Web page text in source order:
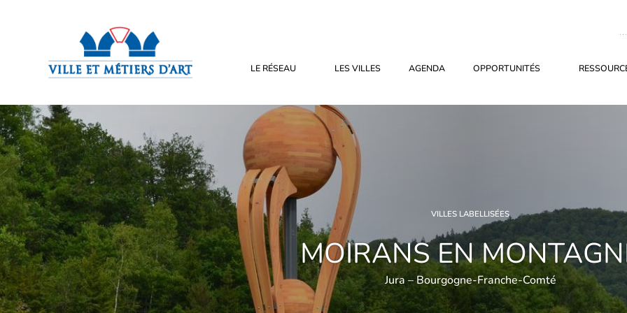
LE RÉSEAU LES VILLES AGENDA OPPORTUNITÉS
VILLES LABELLISÉES
MOIRANS EN
Jura – Bourgogne-Franche-Comté